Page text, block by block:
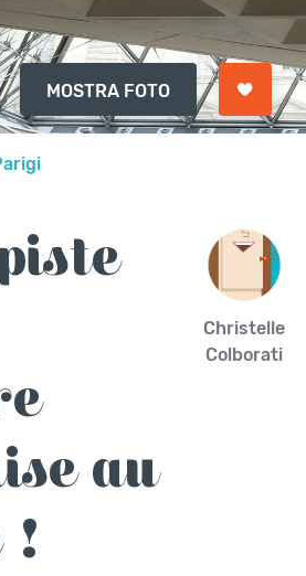
MOSTRA FOTO
au
!
Christelle
Colborati